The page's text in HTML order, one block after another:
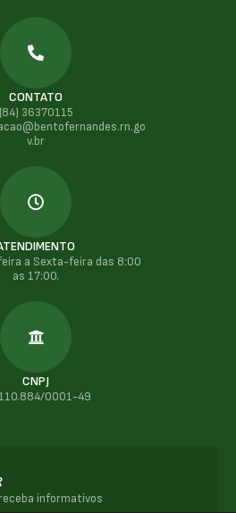
informativos
CONTATO
(84) 36370115
v.br
a Sexta-feira das 8:00
as 17:00.
CNPJ
0001-49